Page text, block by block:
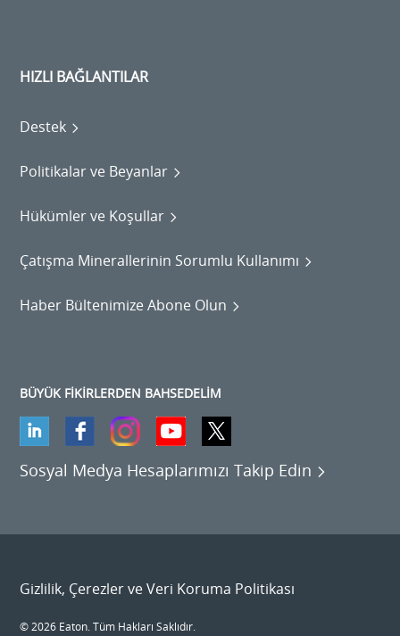
HIZLI BAĞLANTILAR
Destek
Politikalar ve Beyanlar
Hükümler ve Koşullar
Çatışma Minerallerinin Sorumlu Kullanımı
Haber Bültenimize Abone Olun
BÜYÜK FİKİRLERDEN BAHSEDELİM
Sosyal Medya Hesaplarımızı Takip Edin
Gizlilik, Çerezler ve Veri Koruma Politikası
© 2026 Eaton. Tüm Hakları Saklıdır.